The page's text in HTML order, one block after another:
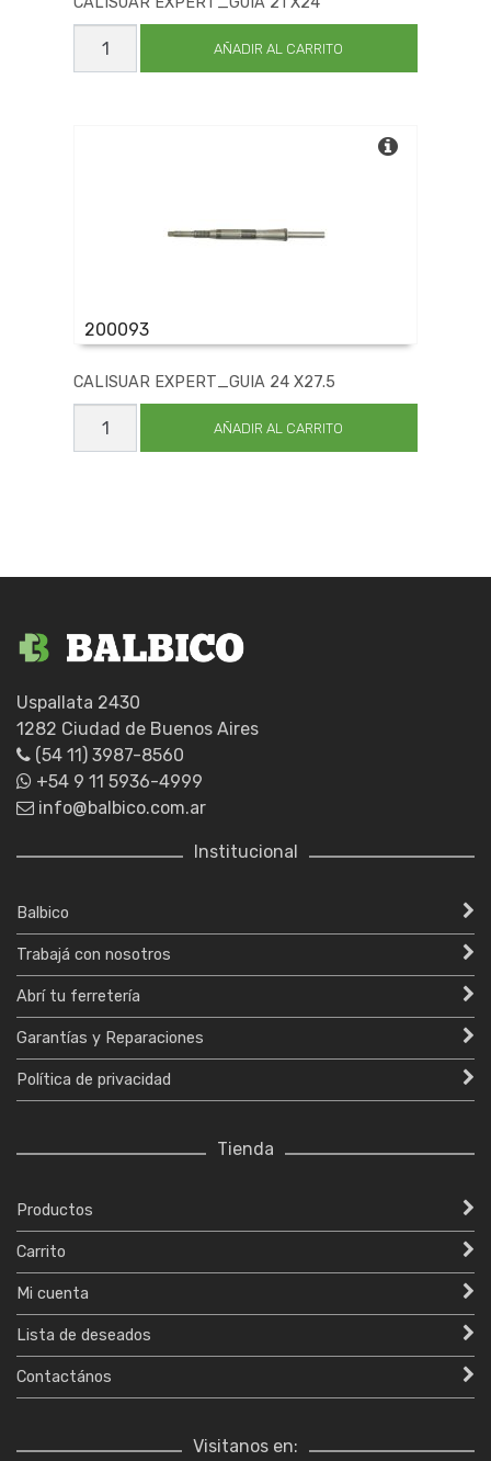
CALISUAR
EXPERT_GUIA
21
AÑADIR AL CARRITO
200093
CALISUAR EXPERT_GUIA 24 X27.5
CALISUAR
EXPERT_GUIA
24
AÑADIR AL CARRITO
Uspallata 2430
1282 Ciudad de Buenos Aires
(54 11) 3987-8560
+54 9 11 5936-4999
info@balbico.com.ar
Institucional
Balbico
Trabajá con nosotros
Abrí tu ferretería
Garantías y Reparaciones
Política de privacidad
Tienda
Productos
Carrito
Mi cuenta
Lista de deseados
Contactános
Visitanos en: